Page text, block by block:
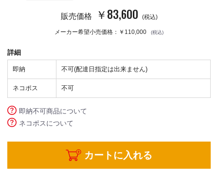
販売価格 ￥83,600 (税込)
メーカー希望小売価格： ￥110,000 (税込)
詳細
即納 不可(配達日指定は出来ません)
ネコポス 不可
即納不可商品について
ネコポスについて
カートに入れる